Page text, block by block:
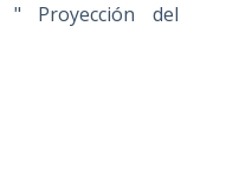
" Proyección del